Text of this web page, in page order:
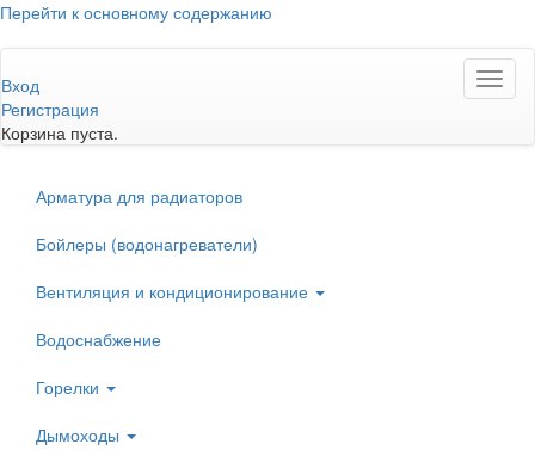
Перейти к основному содержанию
Вход
Регистрация
Корзина пуста.
Арматура для радиаторов
Бойлеры (водонагреватели)
Вентиляция и кондиционирование
Водоснабжение
Горелки
Дымоходы